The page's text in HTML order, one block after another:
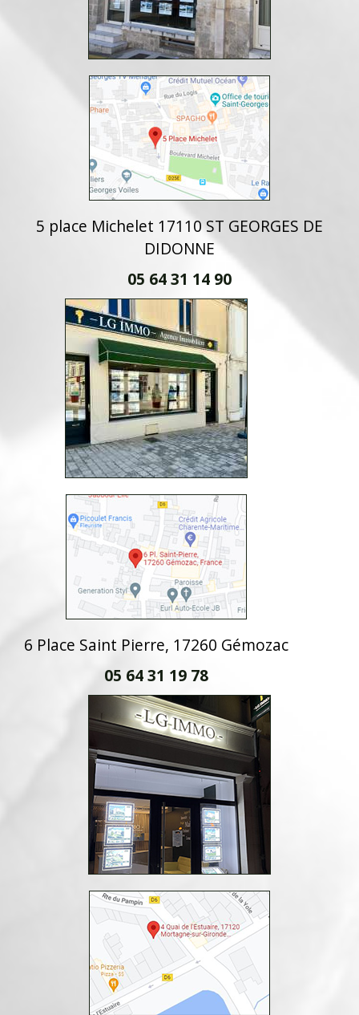
5 place Michelet 17110 ST GEORGES DE
DIDONNE
05 64 31 14 90
6 Place Saint Pierre, 17260 Gémozac
05 64 31 19 78